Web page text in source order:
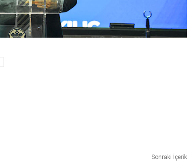
Sonraki İçerik